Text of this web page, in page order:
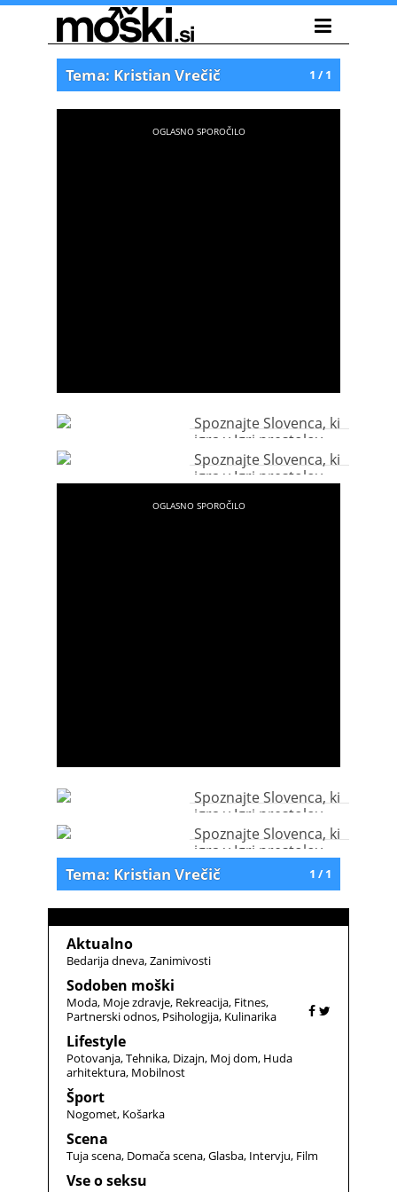
1 / 1
Tema: Kristian Vrečič
Spoznajte Slovenca, ki
igra v Igri prestolov
Spoznajte Slovenca, ki
igra v Igri prestolov
Spoznajte Slovenca, ki
igra v Igri prestolov
Spoznajte Slovenca, ki
igra v Igri prestolov
1 / 1
Tema: Kristian Vrečič
Aktualno
Bedarija dneva Zanimivosti
Sodoben moški
Moda Moje zdravje Rekreacija Fitnes
Partnerski odnos Psihologija Kulinarika
Lifestyle
Potovanja Tehnika Dizajn Moj dom Huda
arhitektura Mobilnost
Šport
Nogomet Košarka
Scena
Tuja scena Domača scena Glasba Intervju Film
Vse o seksu